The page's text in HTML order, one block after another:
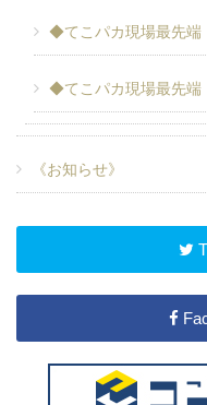
◆てこパカ現場最先端
◆てこパカ現場最先端
《お知らせ》